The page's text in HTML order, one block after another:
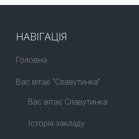
НАВІГАЦІЯ
Головна
Вас вітає “Славутинка”
Вас вітає Славутинка
Історія закладу